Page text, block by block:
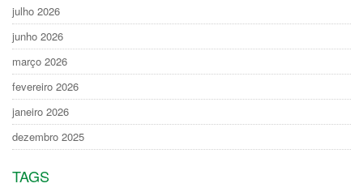
julho 2026
junho 2026
março 2026
fevereiro 2026
janeiro 2026
dezembro 2025
TAGS